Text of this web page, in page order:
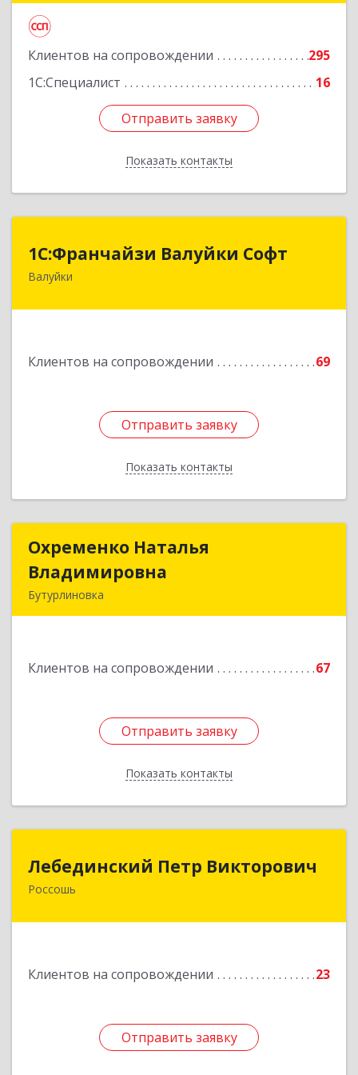
Клиентов на сопровождении
295
1С:Специалист
16
Отправить заявку
Показать контакты
Отправить заявку
Назад
1С:Франчайзи Валуйки Софт
Валуйки
Клиентов на сопровождении 69
Отправить заявку
Показать контакты
1С:Франчайзи Валуйки Софт
309996, Белгородская обл, Валуйки г, Горького,
Отправить заявку
Назад
Охременко Наталья
Владимировна
Бутурлиновка
Клиентов на сопровождении 67
Отправить заявку
Показать контакты
Охременко Наталья
Отправить заявку
Назад
Лебединский Петр Викторович
Россошь
Клиентов на сопровождении 23
Отправить заявку
Лебединский Петр Викторович
396650, Воронежская обл., г. Россошь, пер.
Отправить заявку